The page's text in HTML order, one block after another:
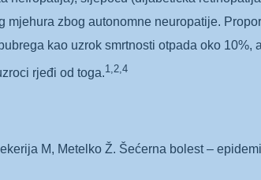
mjehura zbog autonomne neuropatije.
kao uzrok smrtnosti otpada oko
rjeđi od toga.1,2,4
M, Metelko Ž. Šećerna bolest –